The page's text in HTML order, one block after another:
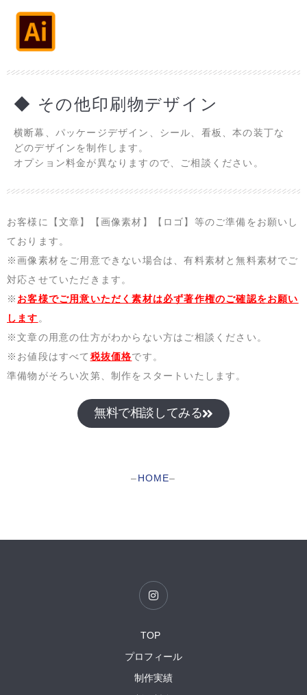
◆ その他印刷物デザイン
横断幕、 パッケージデザイン、シール、看板、本の装丁な
どのデザインを制作します。
オプション料金が異なりますので、ご相談ください。
お客様に【文章】【画像素材】【ロゴ】等のご準備をお願いし
ております。
※画像素材をご用意できない場合は、有料素材と無料素材でご
対応させていただきます。
※ お客様でご用意いただく素材は必ず著作権のご確認をお願い
します 。
※文章の用意の仕方がわからない方はご相談ください。
※お値段はすべて 税抜価格です。
準備物がそろい次第、制作をスタートいたします。
無料で相談してみる
– HOME–
I
n
s
a
g
a
m
TOP
プロフィール
制作実績